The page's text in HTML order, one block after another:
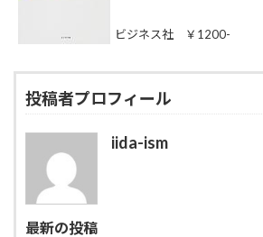
ビジネス社 ￥1200-
投稿者プロフィール
iida-ism
最新の投稿